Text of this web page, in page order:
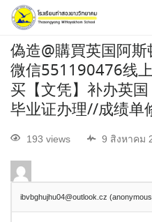
偽造@購買英国阿
微信551190476线
买【文凭】补办英
毕业证办理//成绩单
193 views 9 สิงหาคม
ibvbghujhu04@outlook.cz